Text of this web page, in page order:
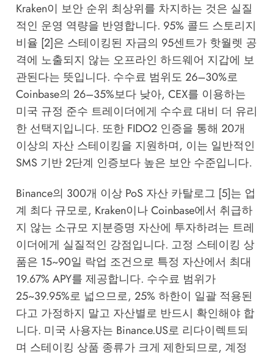
Kraken이 보안 순위 최상위를 차지하는 것은 실질
적인 운영 역량을 반영합니다. 95% 콜드 스토리지
비율 [2]은 스테이킹된 자금의 95센트가 핫월렛 공
격에 노출되지 않는 오프라인 하드웨어 지갑에 보
관된다는 뜻입니다. 수수료 범위도 26–30%로
Coinbase의 26–35%보다 낮아, CEX를 이용하는
미국 규정 준수 트레이더에게 수수료 대비 더 유리
한 선택지입니다. 또한 FIDO2 인증을 통해 20개
이상의 자산 스테이킹을 지원하며, 이는 일반적인
SMS 기반 2단계 인증보다 높은 보안 수준입니다.
Binance의 300개 이상 PoS 자산 카탈로그 [5]는 업
계 최다 규모로, Kraken이나 Coinbase에서 취급하
지 않는 소규모 지분증명 자산에 투자하려는 트레
이더에게 실질적인 강점입니다. 고정 스테이킹 상
품은 15~90일 락업 조건으로 특정 자산에서 최대
19.67% APY를 제공합니다. 수수료 범위가
25~39.95%로 넓으므로, 25% 하한이 일괄 적용된
다고 가정하지 말고 자산별로 반드시 확인해야 합
니다. 미국 사용자는 Binance.US로 리다이렉트되
며 스테이킹 상품 종류가 크게 제한되므로, 계정